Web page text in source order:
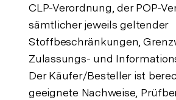
CLP-Verordnung, der POP-
sämtlicher jeweils geltender
Stoffbeschränkungen,
Zulassungs- und
Der Käufer/Besteller ist
geeignete Nachweise,